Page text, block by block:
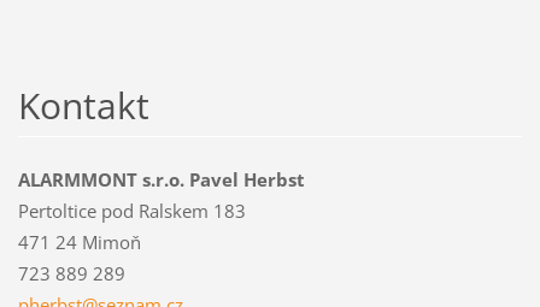
Kontakt
ALARMMONT s.r.o. Pavel Herbst
Pertoltice pod Ralskem 183
471 24 Mimoň
723 889 289